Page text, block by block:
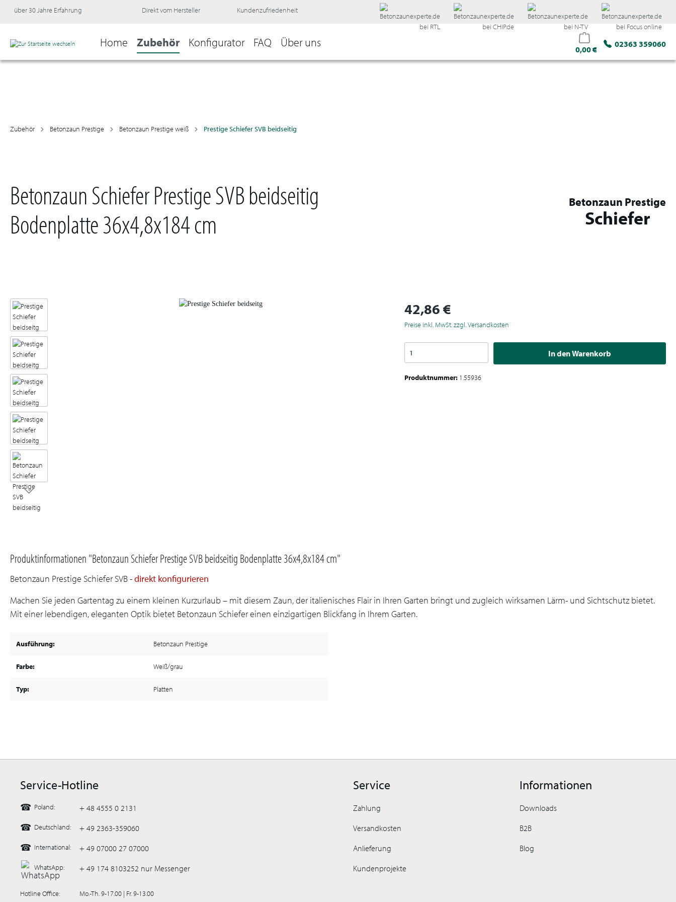
über 30 Jahre Erfahrung Direkt vom Hersteller Kundenzufriedenheit
Home Zubehör Konfigurator FAQ Über uns 0,00 €
02363 359060
Zubehör Betonzaun Prestige Betonzaun Prestige weiß Prestige Schiefer SVB beidseitig
Betonzaun Schiefer Prestige SVB beidseitig
Bodenplatte 36x4,8x184 cm
Betonzaun Prestige
Schiefer
42,86 €
Preise inkl. MwSt. zzgl. Versandkosten
In den Warenkorb
Produktnummer: 1.55936
Produktinformationen "Betonzaun Schiefer Prestige SVB beidseitig Bodenplatte 36x4,8x184 cm"
Betonzaun Prestige Schiefer SVB -direkt konfigurieren
Machen Sie jeden Gartentag zu einem kleinen Kurzurlaub – mit diesem Zaun, der italienisches Flair in Ihren Garten bringt und zugleich wirksamen Lärm- und Sichtschutz bietet.
Mit einer lebendigen, eleganten Optik bietet Betonzaun Schiefer einen einzigartigen Blickfang in Ihrem Garten.
Ausführung: Betonzaun Prestige
Farbe: Weiß/grau
Typ: Platten
Service-Hotline
☎ Poland: + 48 4555 0 2131
☎ Deutschland: + 49 2363-359060
☎ International: + 49 07000 27 07000
WhatsApp: + 49 174 8103252 nur Messenger
Hotline Office: Mo.-Th. 9-17.00 | Fr. 9-13.00
Service
Zahlung
Versandkosten
Anlieferung
Kundenprojekte
Informationen
Downloads
B2B
Blog